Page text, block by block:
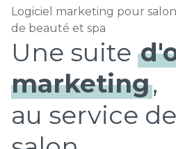
Logiciel marketing pour
de beauté et spa
Une suite
marketing,
au service